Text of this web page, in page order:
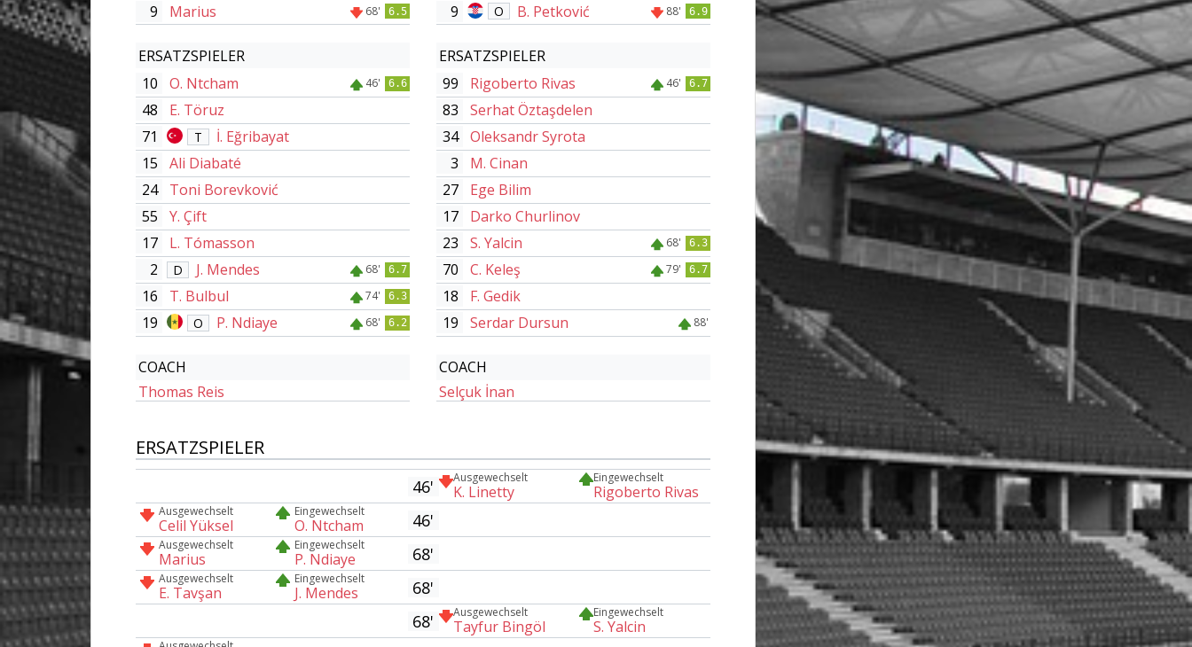
9 Marius 68' 6.5
ERSATZSPIELER
10
O. Ntcham 46' 6.6
48
E. Töruz
71
T
İ. Eğribayat
15
Ali Diabaté
24
Toni Borevković
55
Y. Çift
17
L. Tómasson
2
D J. Mendes 68' 6.7
16 T. Bulbul 74' 6.3
19 O P. Ndiaye 68' 6.2
COACH
Thomas Reis
9 O B. Petković 88' 6.9
ERSATZSPIELER
99
Rigoberto Rivas 46' 6.7
83
Serhat Öztaşdelen
34 Oleksandr Syrota
3
M. Cinan
27
Ege Bilim
17
Darko Churlinov
23
S. Yalcin 68' 6.3
70 C. Keleş 79' 6.7
18
F. Gedik
19
Serdar Dursun 88'
COACH
Selçuk İnan
ERSATZSPIELER
46' Ausgewechselt
K. Linetty
Eingewechselt
Rigoberto Rivas
Ausgewechselt
Celil Yüksel
Eingewechselt
O. Ntcham 46'
Ausgewechselt
Marius
Eingewechselt
P. Ndiaye 68'
Ausgewechselt
E. Tavşan
Eingewechselt
J. Mendes
68'
68'
Ausgewechselt
Tayfur Bingöl
Eingewechselt
S. Yalcin